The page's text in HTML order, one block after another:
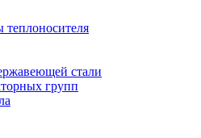
теплоносителя
стали
групп